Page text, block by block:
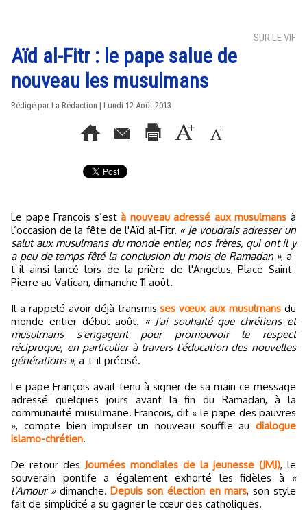
SUR LE VIF
Aïd al-Fitr : le pape salue de
nouveau les musulmans
Rédigé par La Rédaction | Lundi 12 Août 2013
Le pape François s’està nouveau adressé aux musulmans à
l’occasion de la fête de l'Aïd al-Fitr. « Je voudrais adresser un
salut aux musulmans du monde entier, nos frères, qui ont il y
a peu de temps fêté la conclusion du mois de Ramadan », a-
t-il ainsi lancé lors de la prière de l'Angelus, Place Saint-
Pierre au Vatican, dimanche 11 août.
Il a rappelé avoir déjà transmisses vœux aux musulmans du
monde entier début août. « J'ai souhaité que chrétiens et
musulmans s'engagent pour promouvoir le respect
réciproque, en particulier à travers l'éducation des nouvelles
générations », a-t-il précisé.
Le pape François avait tenu à signer de sa main ce message
adressé quelques jours avant la fin du Ramadan, à la
communauté musulmane. François, dit « le pape des pauvres
», compte bien impulser un nouveau souffle au dialogue
islamo-chrétien.
De retour desJournées mondiales de la jeunesse (JMJ), le
souverain pontife a également exhorté les fidèles à
«
l'Amour »dimanche.Depuis son élection en mars, son style
fait de simplicité a su gagner le cœur des catholiques.